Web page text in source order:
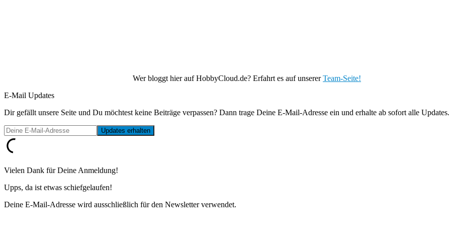
Wer bloggt hier auf HobbyCloud.de? Erfahrt es auf unsererTeam-Seite!
E-Mail Updates
Dir gefällt unsere Seite und Du möchtest keine Beiträge verpassen? Dann trage Deine E-Mail-Adresse ein und erhalte ab sofort alle Updates.
Vielen Dank für Deine Anmeldung!
Upps, da ist etwas schiefgelaufen!
Deine E-Mail-Adresse wird ausschließlich für den Newsletter verwendet.